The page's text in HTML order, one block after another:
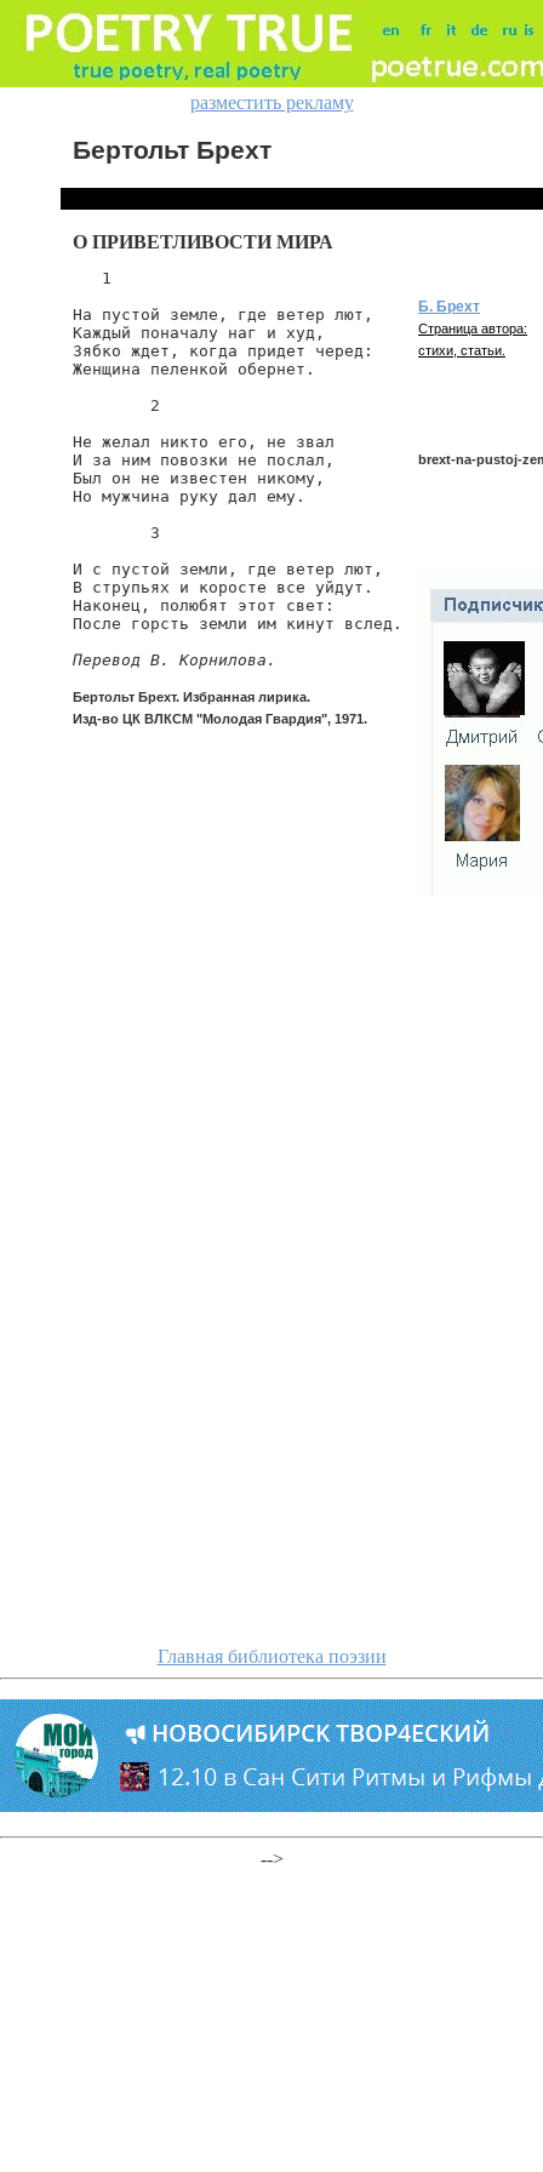
разместить рекламу
Бертольт Брехт
О ПРИВЕТЛИВОСТИ МИРА
   1
На пустой земле, где ветер лют,
Каждый поначалу наг и худ,
Зябко ждет, когда придет черед:
Женщина пеленкой обернет.
        2
Не желал никто его, не звал
И за ним повозки не послал,
Был он не известен никому,
Но мужчина руку дал ему.
        3
И с пустой земли, где ветер лют,
В струпьях и коросте все уйдут.
Наконец, полюбят этот свет:
После горсть земли им кинут вслед.
Перевод В. Корнилова.
Бертольт Брехт. Избранная лирика.
Изд-во ЦК ВЛКСМ "Молодая Гвардия", 1971.
Б. Брехт
Страница автора:
стихи, статьи.
brext-na-pustoj-
Главная библиотека поэзии
-->